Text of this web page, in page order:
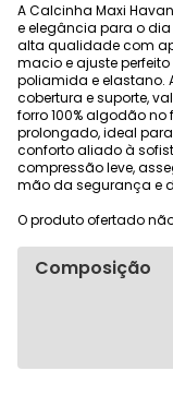
A Calcinha Maxi
e elegância para o
alta qualidade com
macio e ajuste
poliamida e elastano.
cobertura e suporte,
forro 100% algodão
prolongado, ideal
conforto aliado à
compressão leve,
mão da segurança e
O produto ofertado
Composição